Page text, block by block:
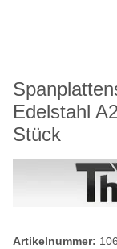
Edelstahl
Stück
Artikelnummer: